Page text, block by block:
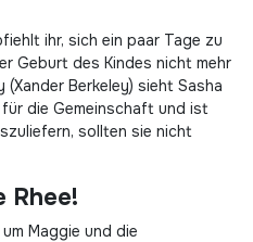
ihr, sich ein paar Tage zu
Geburt des Kindes nicht mehr
Berkeley) sieht Sasha
die Gemeinschaft und ist
sollten sie nicht
Rhee!
Maggie und die